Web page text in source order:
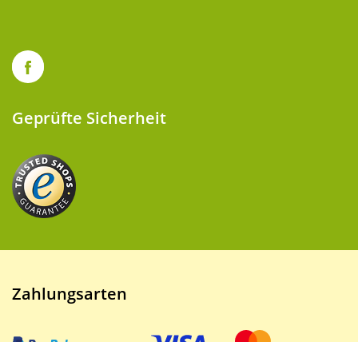
Geprüfte Sicherheit
Zahlungsarten